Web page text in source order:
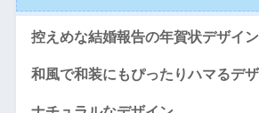
控えめな結婚報告の年賀状デザイン
和風で和装にもぴったりハマるデ